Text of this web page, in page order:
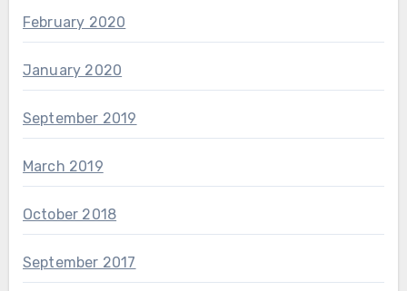
February 2020
January 2020
September 2019
March 2019
October 2018
September 2017